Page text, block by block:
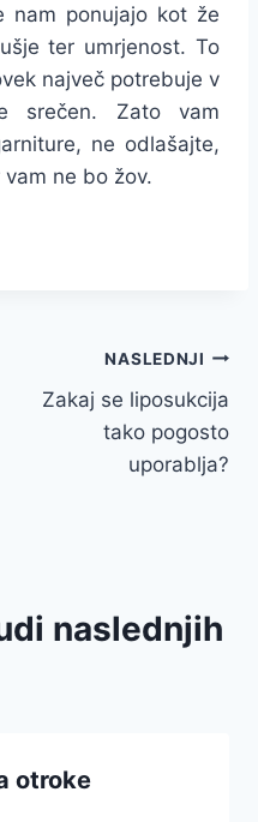
nam ponujajo kot že
ter umrjenost. To
največ potrebuje v
srečen. Zato vam
ne odlašajte,
ne bo žov.
NASLEDNJI
Zakaj se liposukcija
tako pogosto
uporablja?
naslednjih
otroke